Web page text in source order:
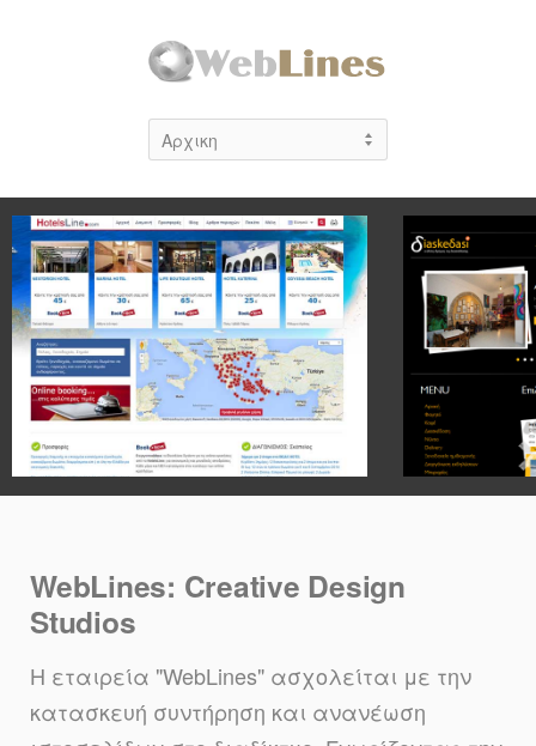
WebLines: Creative Design
Studios
Η εταιρεία "WebLines" ασχολείται με την
κατασκευή συντήρηση και ανανέωση